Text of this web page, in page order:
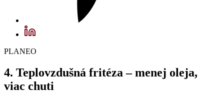
PLANEO
4. Teplovzdušná fritéza – menej oleja,
viac chuti